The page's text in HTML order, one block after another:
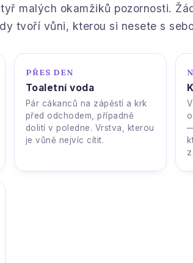
malých okamžiků pozornosti.
tvoří vůni, kterou si nesete s
PŘES DEN
Toaletní voda
Pár cákanců na zápěstí a krk
před odchodem, případně
dolití v poledne. Vrstva, kterou
je vůně nejvíc cítit.